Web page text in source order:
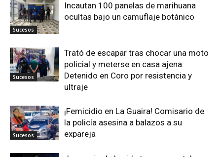
Sucesos
Incautan 100 panelas de marihuana
ocultas bajo un camuflaje botánico
Sucesos
Trató de escapar tras chocar una moto
policial y meterse en casa ajena:
Detenido en Coro por resistencia y
ultraje
Sucesos
¡Femicidio en La Guaira! Comisario de
la policía asesina a balazos a su
expareja